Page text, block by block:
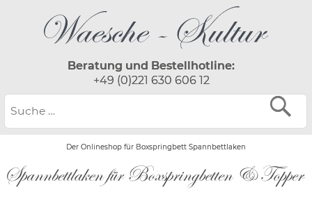
Beratung und Bestellhotline:
+49 (0)221 630 606 12
Der Onlineshop für Boxspringbett Spannbettlaken